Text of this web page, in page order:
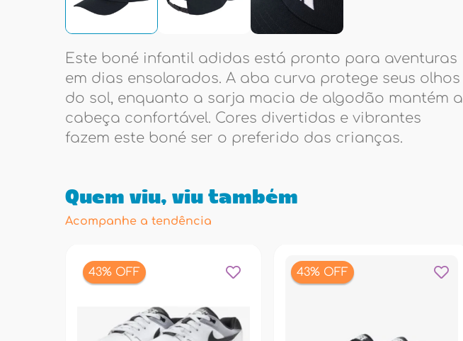
Este boné infantil adidas está pronto para aventuras
em dias ensolarados. A aba curva protege seus olhos
do sol, enquanto a sarja macia de algodão mantém a
cabeça confortável. Cores divertidas e vibrantes
fazem este boné ser o preferido das crianças.
Quem viu, viu também
Acompanhe a tendência
43% OFF 43% OFF